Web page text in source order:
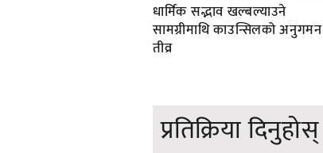
धार्मिक सद्भाव खल्बल्याउने
सामग्रीमाथि काउन्सिलको अनुगमन
तीव्र
प्रतिक्रिया दिनुहोस्